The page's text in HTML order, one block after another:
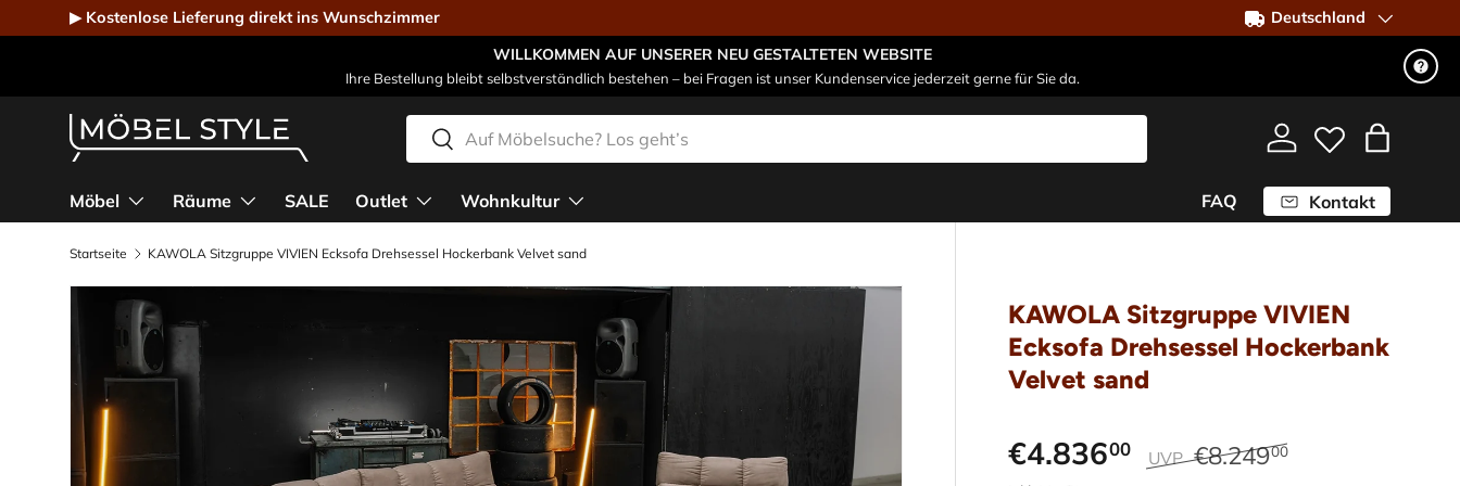
Direkt zum Inhalt
▶ Kostenlose Lieferung direkt ins Wunschzimmer
Deutschland
WILLKOMMEN AUF UNSERER NEU GESTALTETEN WEBSITE
Ihre Bestellung bleibt selbstverständlich bestehen – bei Fragen ist unser Kundenservice jederzeit gerne für Sie da.
Suchen
Suchen
Einloggen
Möbel Räume SALE Outlet Wohnkultur FAQ Kontakt
Startseite KAWOLA Sitzgruppe VIVIEN Ecksofa Drehsessel Hockerbank Velvet sand
Bild 10 ist nun in der Galerieansicht verfügbar
KAWOLA Sitzgruppe VIVIEN
Ecksofa Drehsessel Hockerbank
Velvet sand
€4.83600 UVP €8.24900